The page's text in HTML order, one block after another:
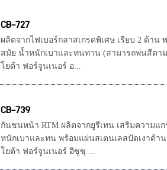
CB-727
ผลิตจากไฟเบอร์กลาสเกรดพิเศษ เรียบ 2 ด้า
สมัย น้ำหนักเบาและทนทาน (สามารถพ่นสีตา
โยต้า ฟอร์จูนเนอร์ อ...
CB-739
กันชนหน้า RTM ผลิตจากยูรีเทน เสริมความแ
หนักเบาและทน พร้อมแผ่นสเตนเลสปัดเงาด้า
โยต้า ฟอร์จูนเนอร์ อีซูซุ ...